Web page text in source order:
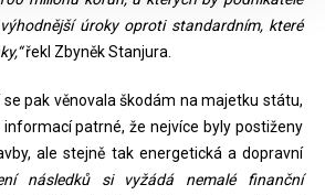
úroky oproti standardním, které
řekl Zbyněk Stanjura.
pak věnovala škodám na majetku státu,
informací patrné, že nejvíce byly postiženy
ale stejně tak energetická a dopravní
následků si vyžádá nemalé finanční